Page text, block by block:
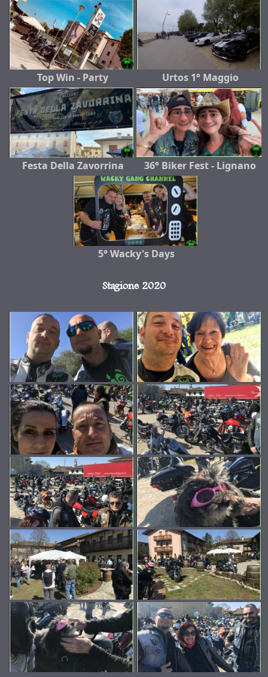
Top Win - Party Urtos 1° Maggio
Festa Della Zavorrina 36° Biker Fest - Lignano
5° Wacky's Days
Stagione 2020